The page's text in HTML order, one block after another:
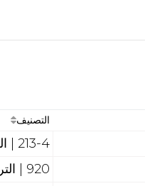
التصنيف
213-4 | الكتب الستة وشروحها
920 | التراجم (السير الذاتية)